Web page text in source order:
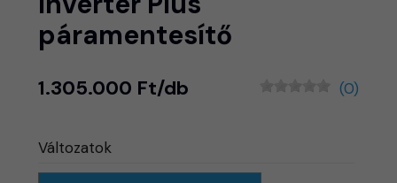
páramentesítő
1.305.000 Ft/db (0)
Változatok